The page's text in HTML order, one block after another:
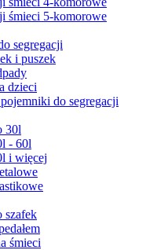
śmieci 5-komorowe
segregacji
i puszek
dzieci
do segregacji
30l
- 60l
i więcej
szafek
śmieci